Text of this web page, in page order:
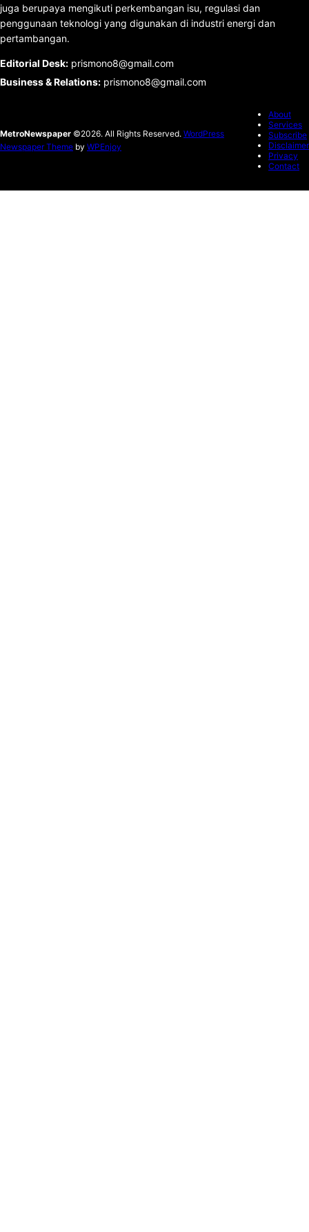
juga berupaya mengikuti perkembangan isu, regulasi dan
penggunaan teknologi yang digunakan di industri energi dan
pertambangan.
Editorial Desk: prismono8@gmail.com
Business & Relations: prismono8@gmail.com
MetroNewspaper ©2026. All Rights Reserved. WordPress
Newspaper Theme by WPEnjoy
About
Services
Subscribe
Disclaimer
Privacy
Contact